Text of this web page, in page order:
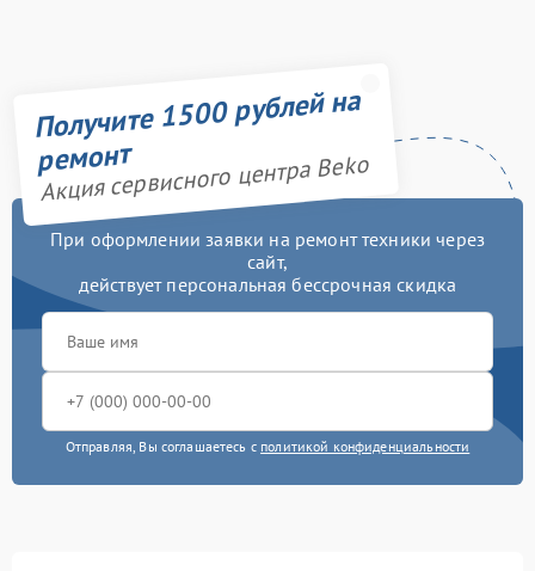
Получите 1500 рублей на
ремонт
Акция сервисного центра Beko
При оформлении заявки на ремонт техники через
сайт,
действует персональная бессрочная скидка
Отправляя, Вы соглашаетесь с политикой конфиденциальности